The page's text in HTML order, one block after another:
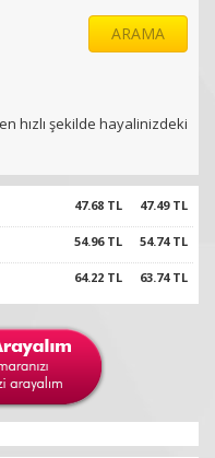
ARAMA
hızlı şekilde hayalinizdeki
47.49 TL
47.68 TL
54.74 TL
54.96 TL
63.74 TL
64.22 TL